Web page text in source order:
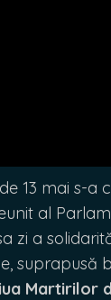
13 mai s-a
al
zi a
suprapusă
Martirilor